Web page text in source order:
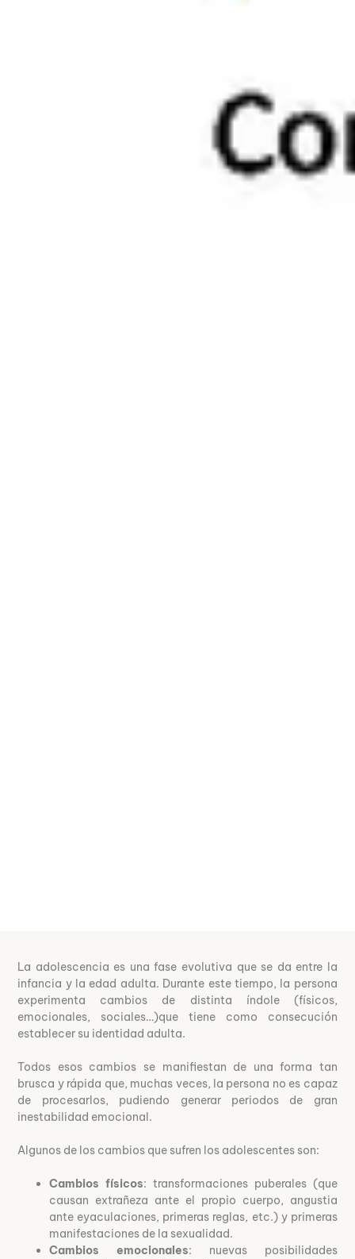
La adolescencia es una fase evolutiva que se da entre la
infancia y la edad adulta. Durante este tiempo, la persona
experimenta cambios de distinta índole (físicos,
emocionales, sociales…)que tiene como consecución
establecer su identidad adulta.
Todos esos cambios se manifiestan de una forma tan
brusca y rápida que, muchas veces, la persona no es capaz
de procesarlos, pudiendo generar periodos de gran
inestabilidad emocional.
Algunos de los cambios que sufren los adolescentes son:
Cambios físicos: transformaciones puberales (que
causan extrañeza ante el propio cuerpo, angustia
ante eyaculaciones, primeras reglas, etc.) y primeras
manifestaciones de la sexualidad.
Cambios emocionales: nuevas posibilidades